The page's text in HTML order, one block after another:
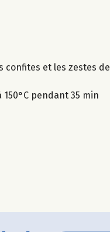
confites et les zestes de
pendant 35 min